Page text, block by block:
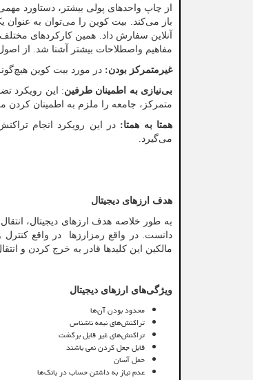
از چاپ واحدهای پولی بیشتر، دستاورد
باز می‌کند. بیت کوین را می‌توان به عنوان
آنلاین سفارش داد. همین کارکردهای
مفاهیم واصطلاحات بیشتر آشنا شد. از
غیرمتمرکز بودن: در مورد بیت کوین
بی‌نیازی به اطمینان طرفین: این رویکرد
متمرکز، جامعه را ملزم به اطمینان کردن
همتا به همتا: در این رویکرد انجام
می‌گیرد.
هدف ارزهای دیجیتال
به طور خلاصه هدف ارزهای دیجیتال،
دانست. در واقع رمزارزها در واقع کنترل
مالکین این کلیدها قادر به خرج کردن و
ویژگی‌های ارزهای دیجیتال
محدود بودن آن‌ها
تراکنش‌های نیمه ناشناس
تراکنش‌های غیر قابل برگشت
قابل جعل کردن نمی باشند
حمل آسان
عدم نیاز به داشتن حساب در بانک‌ها